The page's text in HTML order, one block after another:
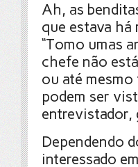
Ah, as
que estava
“Tomo umas
chefe não
ou até mesmo
podem ser
entrevistador,
Dependendo
interessado